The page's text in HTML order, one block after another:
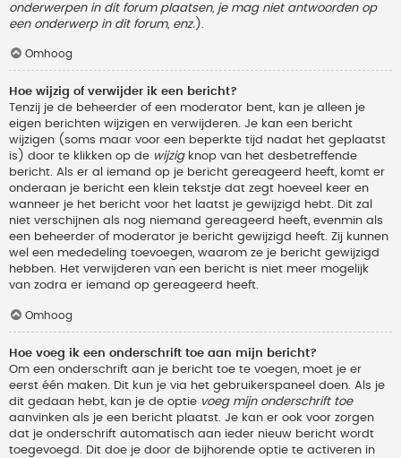
onderwerpen in dit forum plaatsen, je mag niet antwoorden op
een onderwerp in dit forum, enz. ).
Omhoog
Hoe wijzig of verwijder ik een bericht?
Tenzij je de beheerder of een moderator bent, kan je alleen je
eigen berichten wijzigen en verwijderen. Je kan een bericht
wijzigen (soms maar voor een beperkte tijd nadat het geplaatst
is) door te klikken op de wijzigknop van het desbetreffende
bericht. Als er al iemand op je bericht gereageerd heeft, komt er
onderaan je bericht een klein tekstje dat zegt hoeveel keer en
wanneer je het bericht voor het laatst je gewijzigd hebt. Dit zal
niet verschijnen als nog niemand gereageerd heeft, evenmin als
een beheerder of moderator je bericht gewijzigd heeft. Zij kunnen
wel een mededeling toevoegen, waarom ze je bericht gewijzigd
hebben. Het verwijderen van een bericht is niet meer mogelijk
van zodra er iemand op gereageerd heeft.
Omhoog
Hoe voeg ik een onderschrift toe aan mijn bericht?
Om een onderschrift aan je bericht toe te voegen, moet je er
eerst één maken. Dit kun je via het gebruikerspaneel doen. Als je
dit gedaan hebt, kan je de optie voeg mijn onderschrift toe
aanvinken als je een bericht plaatst. Je kan er ook voor zorgen
dat je onderschrift automatisch aan ieder nieuw bericht wordt
toegevoegd. Dit doe je door de bijhorende optie te activeren in